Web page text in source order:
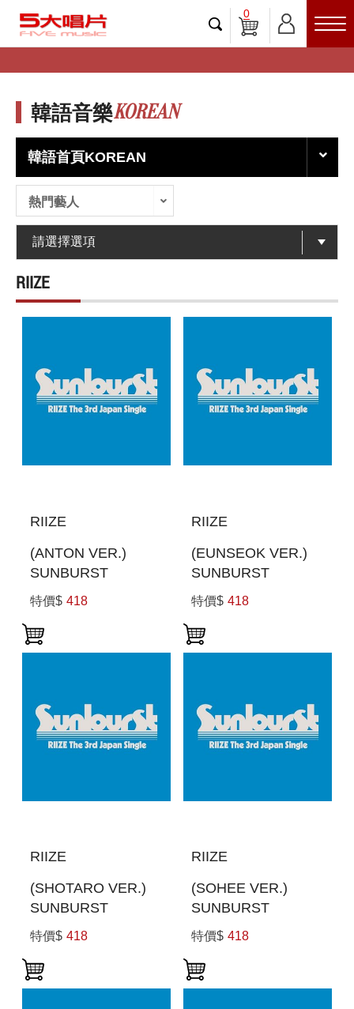
0
韓語音樂KOREAN
韓語首頁KOREAN
熱門藝人
RIIZE
RIIZE
(ANTON VER.)
SUNBURST
(MEMBER SOLO
JACKET盤) (日本進
口一般通路版)
特價$ 418
RIIZE
(EUNSEOK VER.)
SUNBURST
(MEMBER SOLO
JACKET盤) (日本進
口一般通路版)
特價$ 418
RIIZE
(SHOTARO VER.)
SUNBURST
(MEMBER SOLO
口一般通路版)
特價$ 418
RIIZE
(SOHEE VER.)
SUNBURST
(MEMBER SOLO
口一般通路版)
特價$ 418